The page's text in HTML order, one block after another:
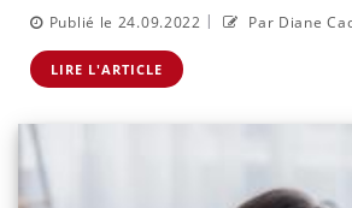
Publié le 24.09.2022 | Par Diane
LIRE L'ARTICLE